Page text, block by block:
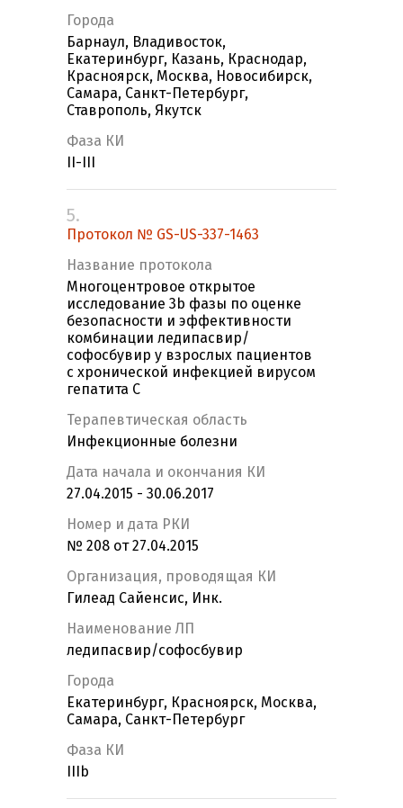
Города
Барнаул, Владивосток,
Екатеринбург, Казань, Краснодар,
Красноярск, Москва, Новосибирск,
Самара, Санкт-Петербург,
Ставрополь, Якутск
Фаза КИ
II-III
5.
Протокол № GS-US-337-1463
Название протокола
Многоцентровое открытое
исследование 3b фазы по оценке
безопасности и эффективности
комбинации ледипасвир/
софосбувир у взрослых пациентов
с хронической инфекцией вирусом
гепатита С
Терапевтическая область
Инфекционные болезни
Дата начала и окончания КИ
27.04.2015 - 30.06.2017
Номер и дата РКИ
№ 208 от 27.04.2015
Организация, проводящая КИ
Гилеад Сайенсис, Инк.
Наименование ЛП
ледипасвир/софосбувир
Города
Екатеринбург, Красноярск, Москва,
Самара, Санкт-Петербург
Фаза КИ
IIIb